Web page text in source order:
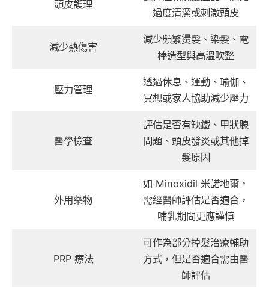
頭皮護理
過度清潔或刺激頭皮
減少熱傷害
減少頻繁燙髮、染髮、電
棒造型與高溫吹整
壓力管理
透過休息、運動、瑜伽、
冥想或家人協助減少壓力
醫學檢查
評估是否有缺鐵、甲狀腺
問題、頭皮發炎或其他掉
髮原因
外用藥物
如 Minoxidil 米諾地爾，
需經醫師評估是否適合，
哺乳期間更應謹慎
PRP 療法
可作為部分掉髮治療輔助
方式，但是否適合需由醫
師評估